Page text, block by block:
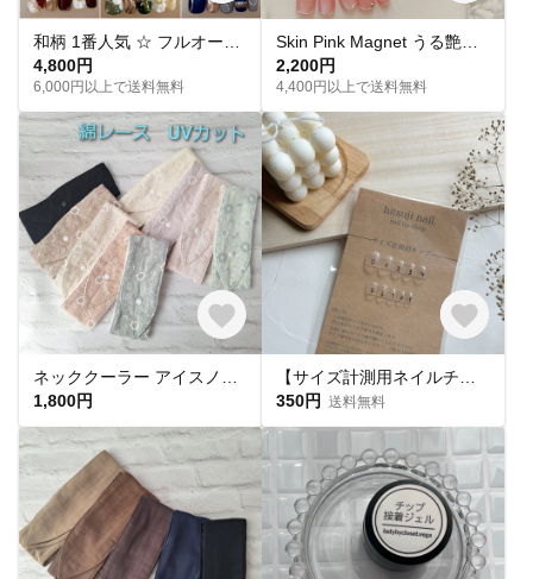
4,800円
6,000円以上で送料無料
2,200円
4,400円以上で送料無料
1,800円
350円 送料無料